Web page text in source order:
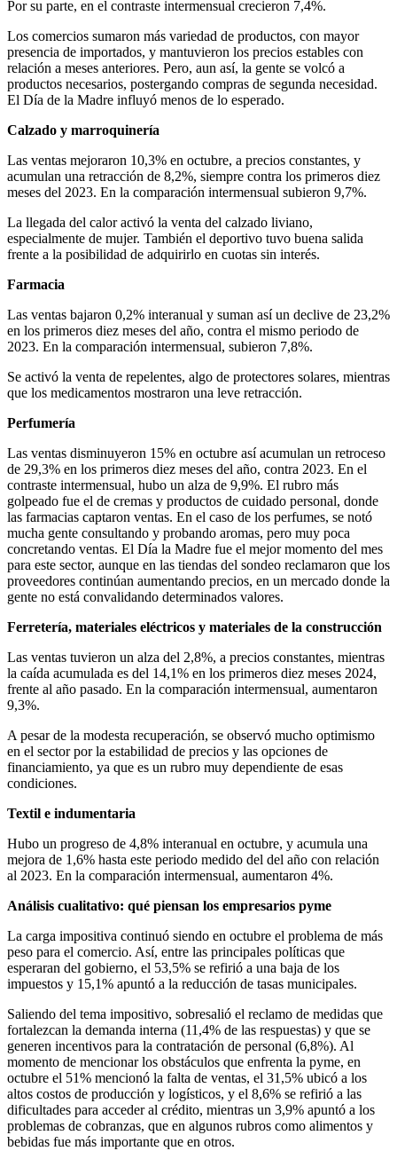
Por su parte, en el contraste intermensual crecieron 7,4%.
Los comercios sumaron más variedad de productos, con mayor
presencia de importados, y mantuvieron los precios estables con
relación a meses anteriores. Pero, aun así, la gente se volcó a
productos necesarios, postergando compras de segunda necesidad.
El Día de la Madre influyó menos de lo esperado.
Calzado y marroquinería
Las ventas mejoraron 10,3% en octubre, a precios constantes, y
acumulan una retracción de 8,2%, siempre contra los primeros diez
meses del 2023. En la comparación intermensual subieron 9,7%.
La llegada del calor activó la venta del calzado liviano,
especialmente de mujer. También el deportivo tuvo buena salida
frente a la posibilidad de adquirirlo en cuotas sin interés.
Farmacia
Las ventas bajaron 0,2% interanual y suman así un declive de 23,2%
en los primeros diez meses del año, contra el mismo periodo de
2023. En la comparación intermensual, subieron 7,8%.
Se activó la venta de repelentes, algo de protectores solares, mientras
que los medicamentos mostraron una leve retracción.
Perfumería
Las ventas disminuyeron 15% en octubre así acumulan un retroceso
de 29,3% en los primeros diez meses del año, contra 2023. En el
contraste intermensual, hubo un alza de 9,9%. El rubro más
golpeado fue el de cremas y productos de cuidado personal, donde
las farmacias captaron ventas. En el caso de los perfumes, se notó
mucha gente consultando y probando aromas, pero muy poca
concretando ventas. El Día la Madre fue el mejor momento del mes
para este sector, aunque en las tiendas del sondeo reclamaron que los
proveedores continúan aumentando precios, en un mercado donde la
gente no está convalidando determinados valores.
Ferretería, materiales eléctricos y materiales de la construcción
Las ventas tuvieron un alza del 2,8%, a precios constantes, mientras
la caída acumulada es del 14,1% en los primeros diez meses 2024,
frente al año pasado. En la comparación intermensual, aumentaron
9,3%.
A pesar de la modesta recuperación, se observó mucho optimismo
en el sector por la estabilidad de precios y las opciones de
financiamiento, ya que es un rubro muy dependiente de esas
condiciones.
Textil e indumentaria
Hubo un progreso de 4,8% interanual en octubre, y acumula una
mejora de 1,6% hasta este periodo medido del del año con relación
al 2023. En la comparación intermensual, aumentaron 4%.
Análisis cualitativo: qué piensan los empresarios pyme
La carga impositiva continuó siendo en octubre el problema de más
peso para el comercio. Así, entre las principales políticas que
esperaran del gobierno, el 53,5% se refirió a una baja de los
impuestos y 15,1% apuntó a la reducción de tasas municipales.
Saliendo del tema impositivo, sobresalió el reclamo de medidas que
fortalezcan la demanda interna (11,4% de las respuestas) y que se
generen incentivos para la contratación de personal (6,8%). Al
momento de mencionar los obstáculos que enfrenta la pyme, en
octubre el 51% mencionó la falta de ventas, el 31,5% ubicó a los
altos costos de producción y logísticos, y el 8,6% se refirió a las
dificultades para acceder al crédito, mientras un 3,9% apuntó a los
problemas de cobranzas, que en algunos rubros como alimentos y
bebidas fue más importante que en otros.